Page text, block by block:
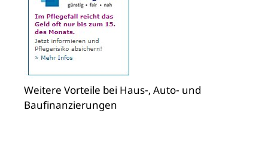
Weitere Vorteile bei Haus-, Auto- und
Baufinanzierungen